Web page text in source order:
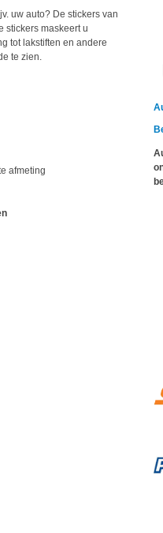
uw auto? De stickers van
stickers maskeert u
tot lakstiften en andere
te zien.
afmeting